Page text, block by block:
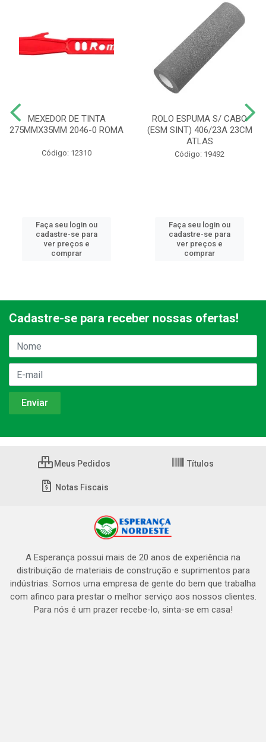
MEXEDOR DE TINTA
275MMX35MM 2046-0 ROMA
Código: 12310
Faça seu login ou
cadastre-se para
ver preços e
comprar
ROLO ESPUMA S/ CABO
(ESM SINT) 406/23A 23CM
ATLAS
Código: 19492
Faça seu login ou
cadastre-se para
ver preços e
comprar
Cadastre-se para receber nossas ofertas!
Meus Pedidos Títulos
Notas Fiscais
A Esperança possui mais de 20 anos de experiência na
distribuição de materiais de construção e suprimentos para
indústrias. Somos uma empresa de gente do bem que trabalha
com afinco para prestar o melhor serviço aos nossos clientes.
Para nós é um prazer recebe-lo, sinta-se em casa!